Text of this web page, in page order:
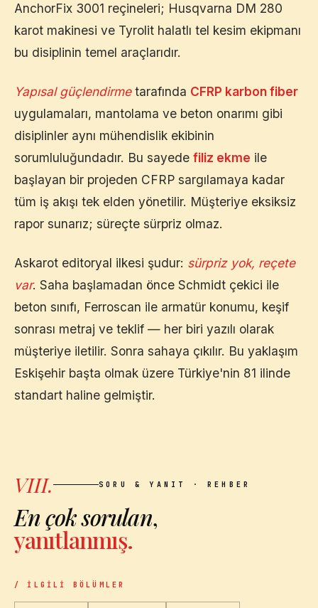
AnchorFix 3001 reçineleri; Husqvarna DM 280
karot makinesi ve Tyrolit halatlı tel kesim ekipmanı
bu disiplinin temel araçlarıdır.
Yapısal güçlendirmetarafında CFRP karbon fiber
uygulamaları, mantolama ve beton onarımı gibi
disiplinler aynı mühendislik ekibinin
sorumluluğundadır. Bu sayede filiz ekme ile
başlayan bir projeden CFRP sargılamaya kadar
tüm iş akışı tek elden yönetilir. Müşteriye eksiksiz
rapor sunarız; süreçte sürpriz olmaz.
Askarot editoryal ilkesi şudur: sürpriz yok, reçete
var. Saha başlamadan önce Schmidt çekici ile
beton sınıfı, Ferroscan ile armatür konumu, keşif
sonrası metraj ve teklif — her biri yazılı olarak
müşteriye iletilir. Sonra sahaya çıkılır. Bu yaklaşım
Eskişehir başta olmak üzere Türkiye'nin 81 ilinde
standart haline gelmiştir.
VIII. SORU & YANIT · REHBER
En çok sorulan,
yanıtlanmış.
/ İLGILI BÖLÜMLER